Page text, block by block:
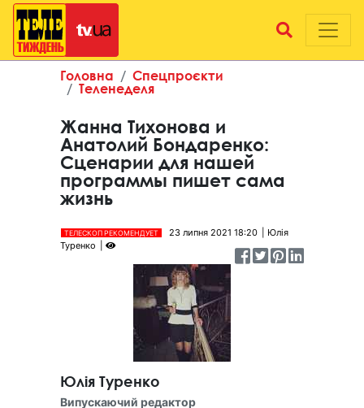
Головна
Спецпроєкти
Теленеделя
Жанна Тихонова и
Анатолий Бондаренко:
Сценарии для нашей
программы пишет сама
жизнь
ТЕЛЕСКОП РЕКОМЕНДУЕТ 23 липня 2021 18:20
Юлія
Туренко
Юлія Туренко
Випускаючий редактор